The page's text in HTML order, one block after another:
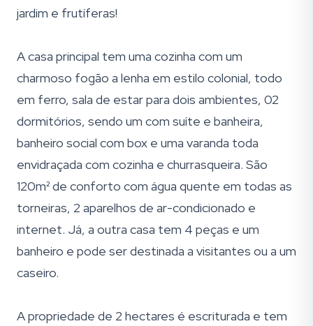
jardim e frutíferas!
A casa principal tem uma cozinha com um
charmoso fogão a lenha em estilo colonial, todo
em ferro, sala de estar para dois ambientes, 02
dormitórios, sendo um com suíte e banheira,
banheiro social com box e uma varanda toda
envidraçada com cozinha e churrasqueira. São
120m² de conforto com água quente em todas as
torneiras, 2 aparelhos de ar-condicionado e
internet. Já, a outra casa tem 4 peças e um
banheiro e pode ser destinada a visitantes ou a um
caseiro.
A propriedade de 2 hectares é escriturada e tem